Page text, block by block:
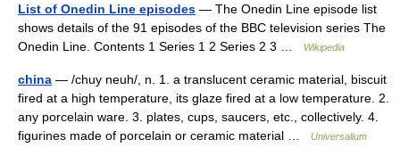
List of Onedin Line episodes — The Onedin Line episode list
shows details of the 91 episodes of the BBC television series The
Onedin Line. Contents 1 Series 1 2 Series 2 3 …
Wikipedia
china — /chuy neuh/, n. 1. a translucent ceramic material, biscuit
fired at a high temperature, its glaze fired at a low temperature. 2.
any porcelain ware. 3. plates, cups, saucers, etc., collectively. 4.
figurines made of porcelain or ceramic material …
Universalium